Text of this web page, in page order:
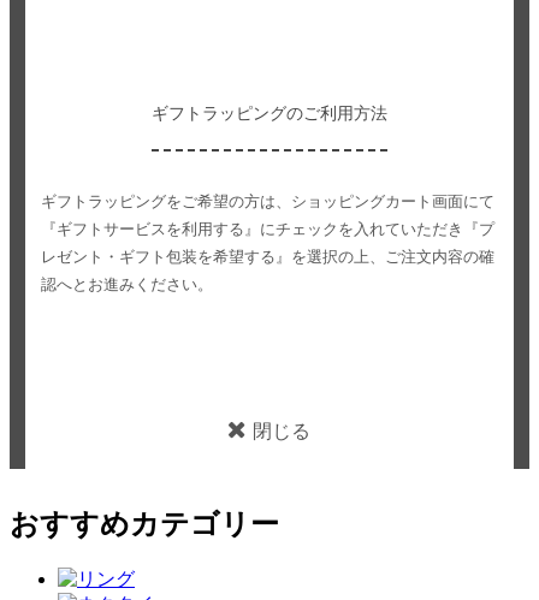
ギフトラッピングのご利用方法
ギフトラッピングをご希望の方は、ショッピングカート画面にて
『ギフトサービスを利用する』にチェックを入れていただき
『プ
レゼント・ギフト包装を希望する』を選択の上、ご注文内容の確
認へとお進みください。
閉じる
おすすめカテゴリー